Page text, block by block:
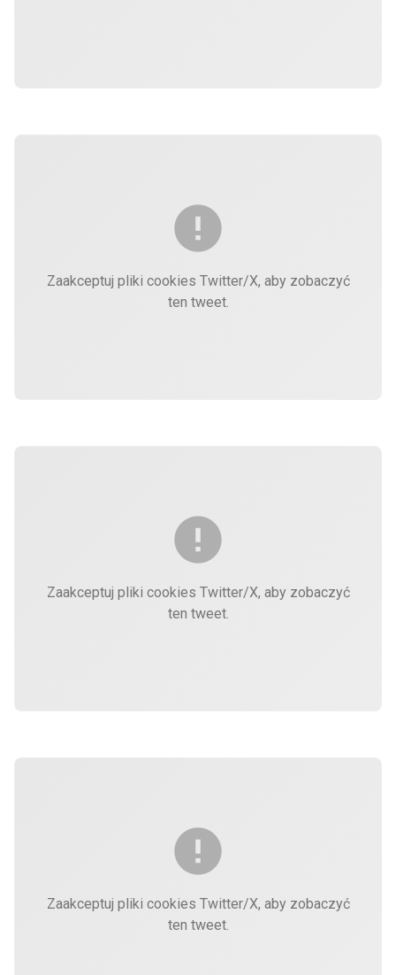
Zaakceptuj pliki cookies Twitter/X, aby zobaczyć
ten tweet.
Zaakceptuj pliki cookies Twitter/X, aby zobaczyć
ten tweet.
Zaakceptuj pliki cookies Twitter/X, aby zobaczyć
ten tweet.